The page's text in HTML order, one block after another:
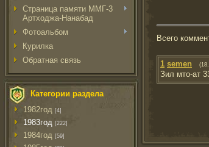
Страница памяти ММГ-3
Артходжа-Нанабад
Фотоальбом
Курилка
Обратная связь
Категории раздела
1982год [4]
1983год [222]
1984год [59]
Всего
1 semen
Зил мто-ат